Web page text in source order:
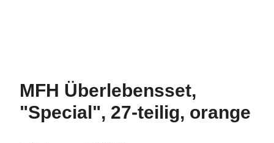
MFH Überlebensset,
"Special", 27-teilig, orange